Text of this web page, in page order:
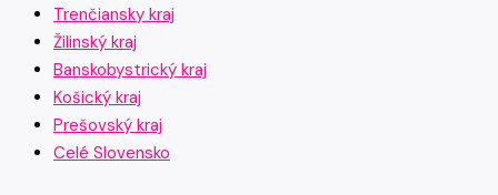
Trenčiansky kraj
Žilinský kraj
Banskobystrický kraj
Košický kraj
Prešovský kraj
Celé Slovensko